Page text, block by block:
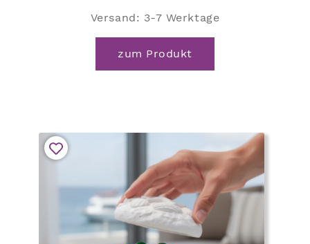
Versand: 3-7 Werktage
zum Produkt